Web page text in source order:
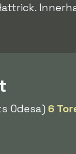
Odesa) 6